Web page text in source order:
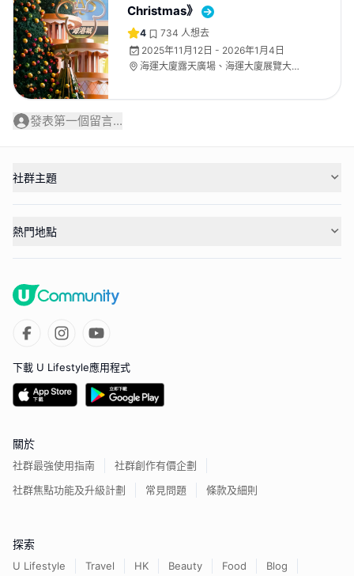
Christmas》
4 734 人想去
2025年11月12日 - 2026年1月4日
海運大廈露天廣場、海運大廈展覽大
發表第一個留言...
社群主題
熱門地點
下載 U Lifestyle應用程式
關於
社群最強使用指南
社群創作有價企劃
社群焦點功能及升級計劃
常見問題 條款及細則
探索
U Lifestyle Travel HK Beauty Food Blog